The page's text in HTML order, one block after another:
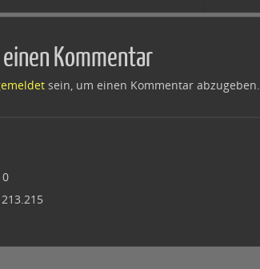
Kommentar
sein, um einen Kommentar abzugeben.
0
213.215